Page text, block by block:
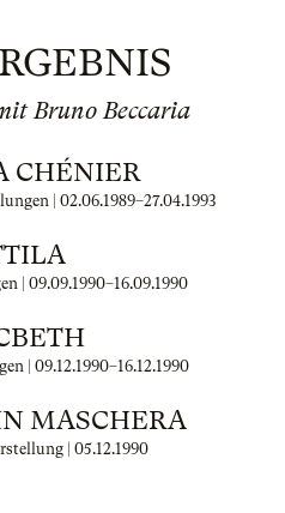
Bruno Beccaria
CHÉNIER
| 02.06.1989–27.04.1993
| 09.09.1990–16.09.1990
| 09.12.1990–16.12.1990
MASCHERA
| 05.12.1990